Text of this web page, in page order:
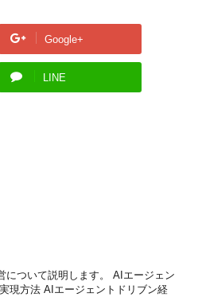
Google+
LINE
について説明します。 AIエージェン
現方法 AIエージェントドリブン経